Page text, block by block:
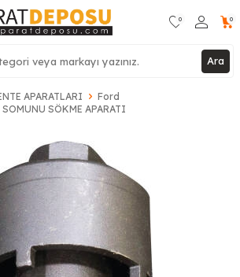
Ara
0 0
APARATLARI
Ford
SÖKME APARATI